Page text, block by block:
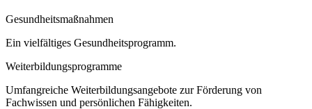
Gesundheitsmaßnahmen
Ein vielfältiges Gesundheitsprogramm.
Weiterbildungsprogramme
Umfangreiche Weiterbildungsangebote zur Förderung von
Fachwissen und persönlichen Fähigkeiten.